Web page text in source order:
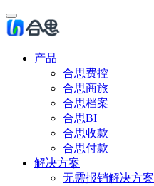
产品
合思费控
合思商旅
合思档案
合思BI
合思收款
合思付款
解决方案
无需报销解决方案